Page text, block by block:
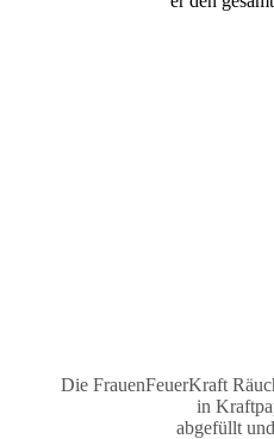
Die FrauenFeuerKraft
in
abgefüllt